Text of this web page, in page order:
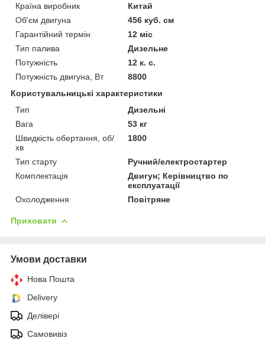
Країна виробник
Китай
Об'єм двигуна
456 куб. см
Гарантійний термін
12 міс
Тип палива
Дизельне
Потужність
12 к. с.
Потужність двигуна, Вт
8800
Користувальницькі характеристики
Тип
Дизельні
Вага
53 кг
Швидкість обертання, об/
хв
1800
Тип старту
Ручний/електростартер
Комплектація
Двигун; Керівництво по
експлуатації
Охолодження
Повітряне
Приховати
Умови доставки
Нова Пошта
Delivery
Делівері
Самовивіз